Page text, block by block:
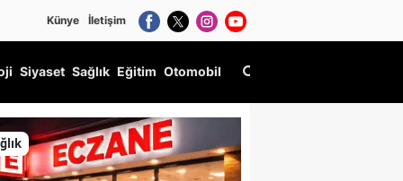
Künye İletişim
Siyaset Sağlık Eğitim Otomobil